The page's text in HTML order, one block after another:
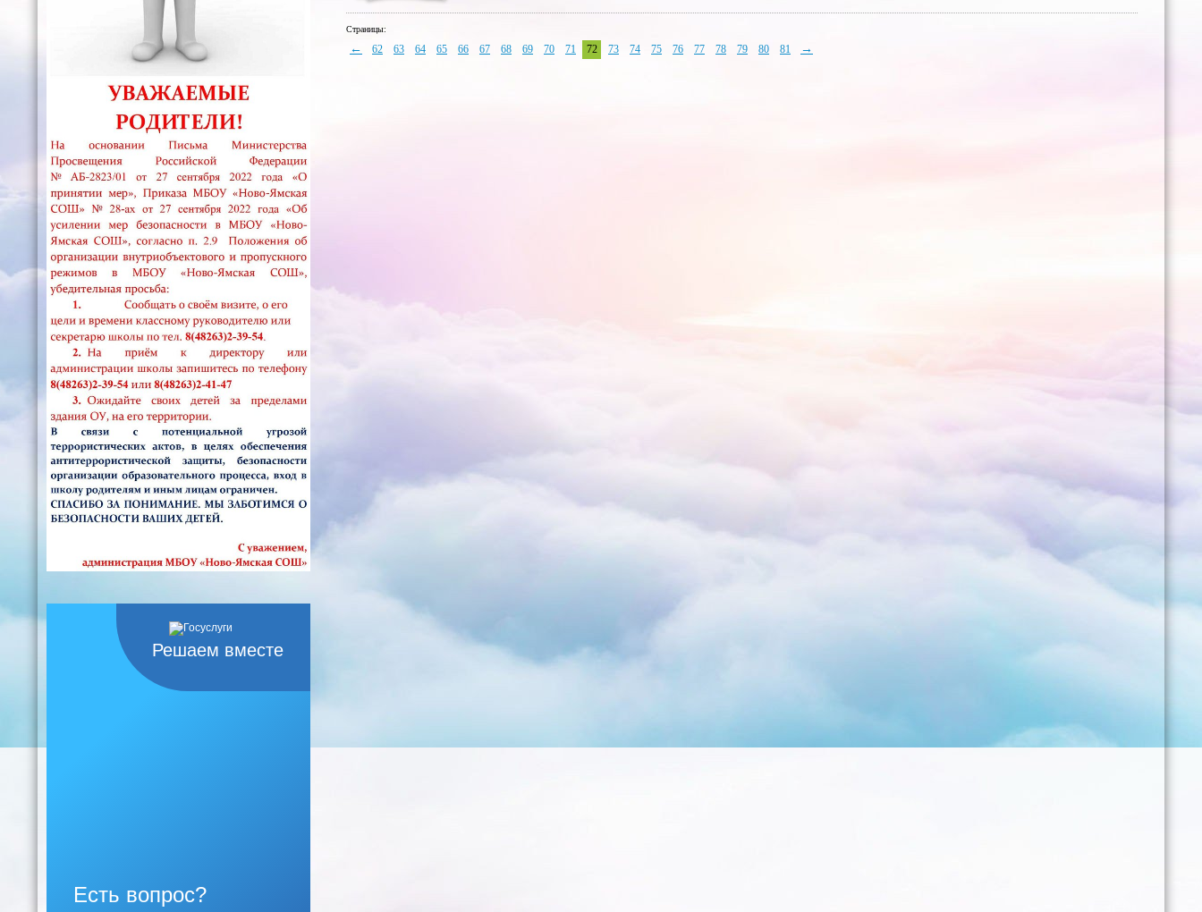
Решаем вместе
Есть вопрос?
Страницы:
← 62 63 64 65 66 67 68 69 70 71 72 73 74 75 76 77 78 79 80 81 →